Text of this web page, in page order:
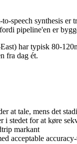
speech synthesis er
pipeline'en er
har typisk 80-
fra dag ét.
at tale, mens det
stedet for at køre
markant
acceptable